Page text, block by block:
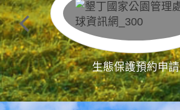
生態保護預約申請